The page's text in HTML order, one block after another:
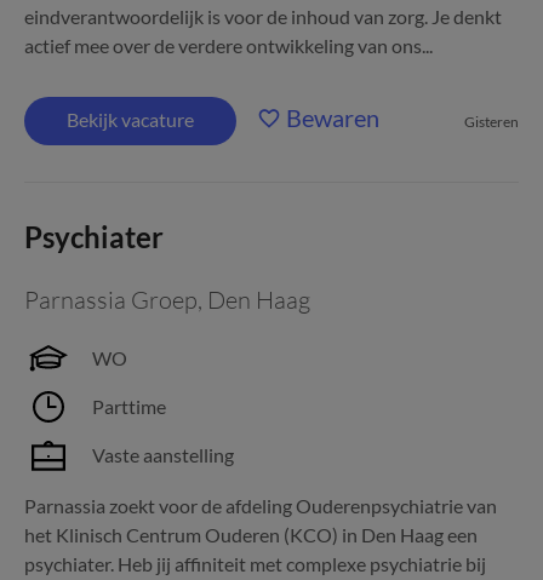
eindverantwoordelijk is voor de inhoud van zorg. Je denkt
actief mee over de verdere ontwikkeling van ons...
Bekijk vacature Bewaren Gisteren
Psychiater
Parnassia Groep, Den Haag
WO
Parttime
Vaste aanstelling
Parnassia zoekt voor de afdeling Ouderenpsychiatrie van
het Klinisch Centrum Ouderen (KCO) in Den Haag een
psychiater. Heb jij affiniteit met complexe psychiatrie bij